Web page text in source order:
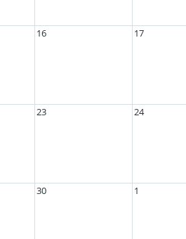
16 17
23 24
30 1